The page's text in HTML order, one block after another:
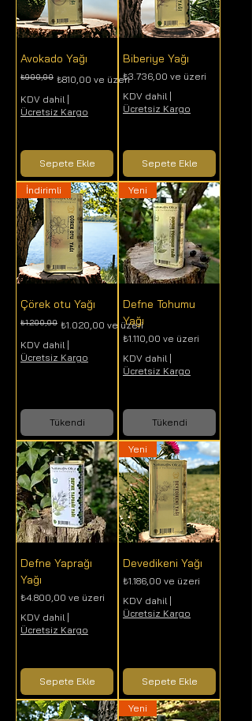
Avokado Yağı
Normal Fiyat
₺900,00 ₺810,00 ve üzeri
İndirimli Fiyat
KDV dahil
Ücretsiz Kargo
Sepete Ekle
Biberiye Yağı
₺3.736,00 ve üzeri
İndirimli Fiyat
KDV dahil
Ücretsiz Kargo
Sepete Ekle
İndirimli
Çörek otu Yağı
Normal Fiyat
₺1.200,00 ₺1.020,00 ve üzeri
İndirimli Fiyat
KDV dahil
Ücretsiz Kargo
Tükendi
Yeni
Defne Tohumu
Yağı
₺1.110,00 ve üzeri
İndirimli Fiyat
KDV dahil
Ücretsiz Kargo
Tükendi
Defne Yaprağı
Yağı
₺4.800,00 ve üzeri
İndirimli Fiyat
KDV dahil
Ücretsiz Kargo
Sepete Ekle
Yeni
Devedikeni Yağı
₺1.186,00 ve üzeri
İndirimli Fiyat
KDV dahil
Ücretsiz Kargo
Sepete Ekle
Yeni